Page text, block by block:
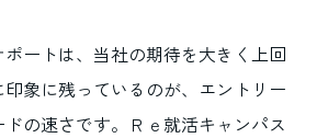
ートは、当社の期待を大きく上回
象に残っているのが、エントリー
の速さです。Ｒｅ就活キャンパス